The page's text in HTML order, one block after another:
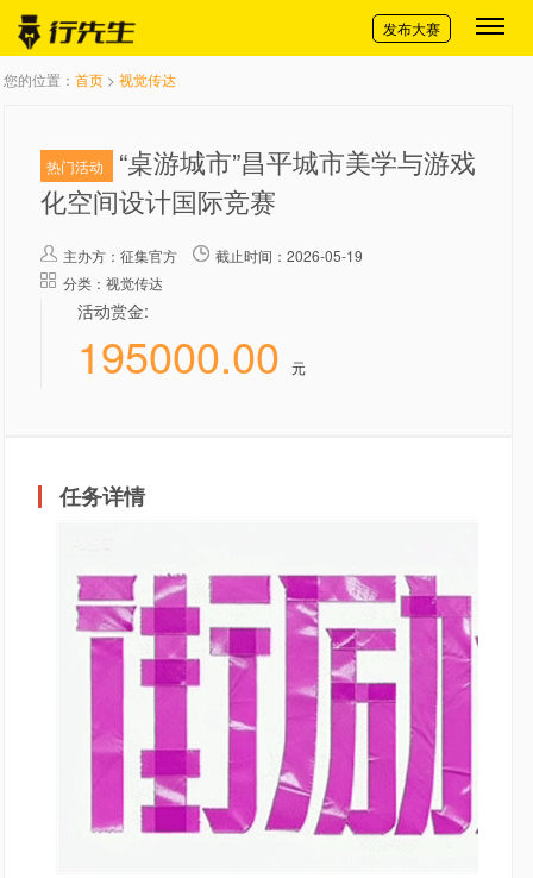
切换导航
发布大赛
您的位置： 首页 > 视觉传达
热门活动
“桌游城市”昌平城市美学与游戏
化空间设计国际竞赛
主办方： 征集官方
截止时间：2026-05-19
分类：视觉传达
活动赏金:
195000.00 元
任务详情